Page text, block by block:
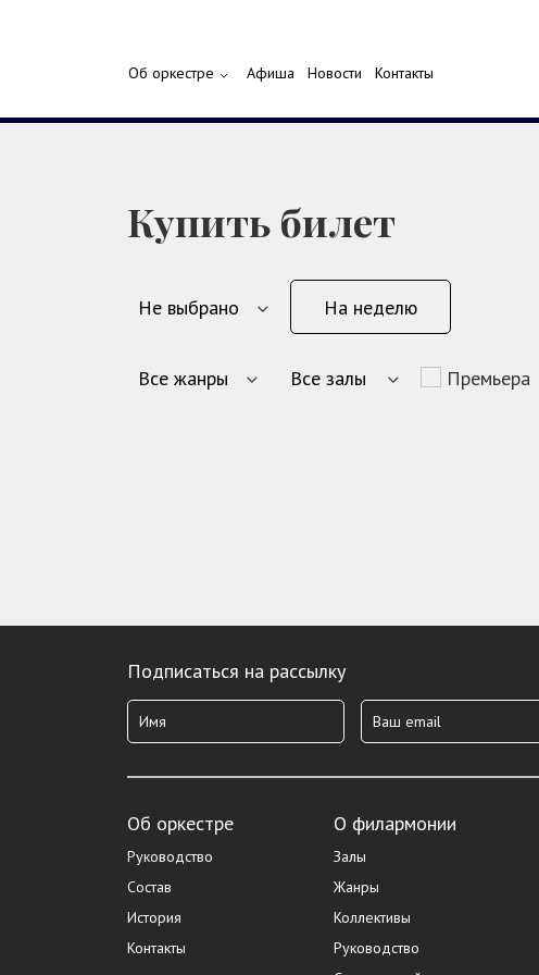
Об оркестре Афиша Новости Контакты
Купить билет
На неделю
Премьера
Подписаться на рассылку
Об оркестре
Руководство
Состав
История
Контакты
О филармонии
Залы
Жанры
Коллективы
Руководство